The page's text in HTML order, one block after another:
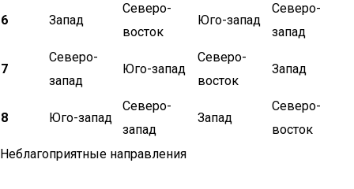
6 Запад
Северо-
восток
Юго-запад
Северо-
запад
7
Северо-
запад
Юго-запад
Северо-
восток
Запад
8 Юго-запад
Северо-
запад
Запад
Северо-
восток
Неблагоприятные направления